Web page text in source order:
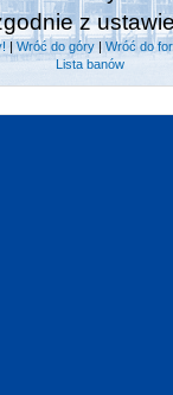
z
|Wróć do góry| Wróć do
Lista banów